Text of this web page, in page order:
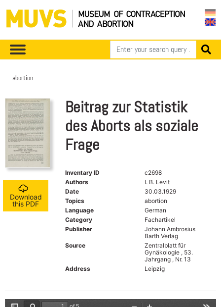
abortion
Download
this PDF
Beitrag zur Statistik
des Aborts als soziale
Frage
Inventary ID
c2698
Authors
I. B. Levit
Date
30.03.1929
Topics
abortion
Language
German
Category
Fachartikel
Publisher
Johann Ambrosius
Barth Verlag
Source
Zentralblatt für
Gynäkologie , 53.
Jahrgang , Nr. 13
Address
Leipzig